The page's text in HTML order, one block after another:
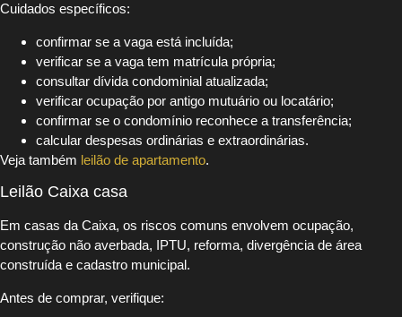
Cuidados específicos:
confirmar se a vaga está incluída;
verificar se a vaga tem matrícula própria;
consultar dívida condominial atualizada;
verificar ocupação por antigo mutuário ou locatário;
confirmar se o condomínio reconhece a transferência;
calcular despesas ordinárias e extraordinárias.
Veja também leilão de apartamento.
Leilão Caixa casa
Em casas da Caixa, os riscos comuns envolvem ocupação,
construção não averbada, IPTU, reforma, divergência de área
construída e cadastro municipal.
Antes de comprar, verifique: